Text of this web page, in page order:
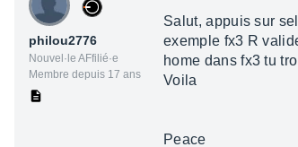
philou2776
Nouvel·le AFfilié·e
Membre depuis 17 ans
Salut, appuis sur
exemple fx3 R
home dans fx3 tu
Voila
Peace